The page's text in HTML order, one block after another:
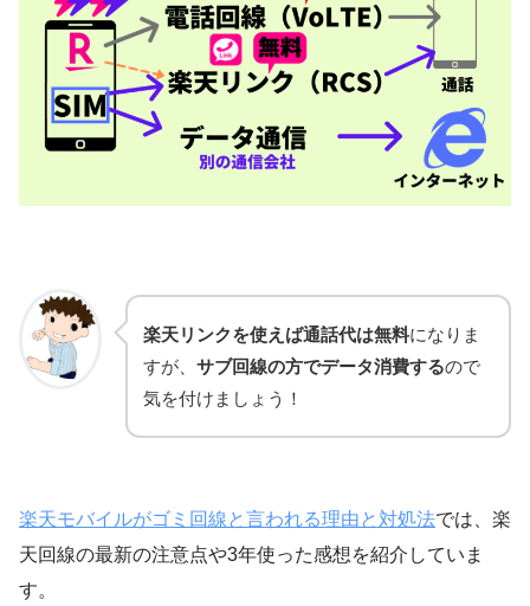
楽天リンクを使えば通話代は無料になりま
すが、 サブ回線の方でデータ消費するので
気を付けましょう！
楽天モバイルがゴミ回線と言われる理由と対処法では、楽
天回線の最新の注意点や3年使った感想を紹介していま
す。